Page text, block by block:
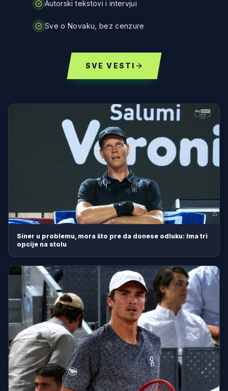
Autorski tekstovi i intervjui
Sve o Novaku, bez cenzure
SVE VESTI
Siner u problemu, mora što pre da donese odluku: Ima tri
opcije na stolu